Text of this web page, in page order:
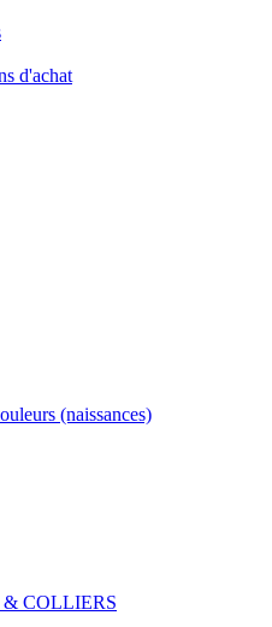
d'achat
(naissances)
COLLIERS